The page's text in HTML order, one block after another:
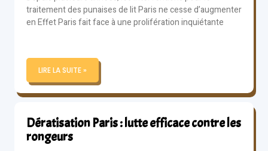
traitement des punaises de lit Paris ne cesse d’augmenter
en Effet Paris fait face à une prolifération inquiétante
LIRE LA SUITE »
Dératisation Paris : lutte efficace contre les
rongeurs